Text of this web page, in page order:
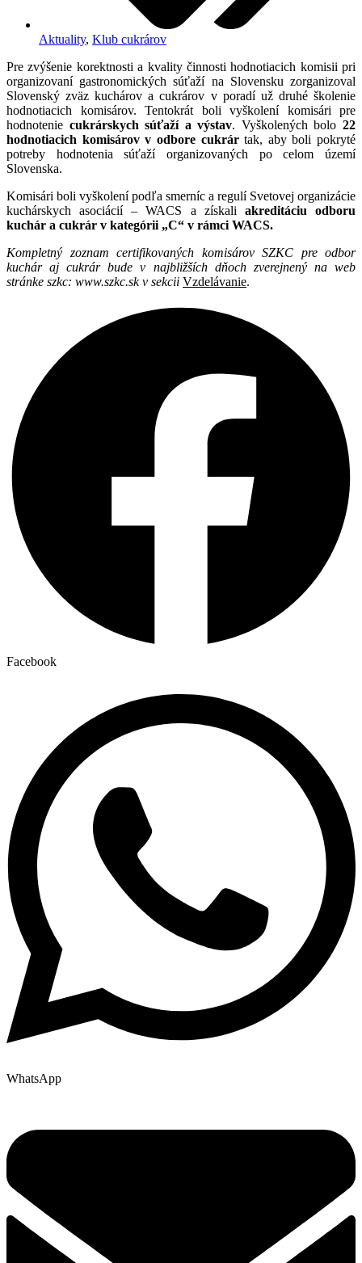
Aktuality, Klub cukrárov
Pre zvýšenie korektnosti a kvality činnosti hodnotiacich komisii pri
organizovaní gastronomických súťaží na Slovensku zorganizoval
Slovenský zväz kuchárov a cukrárov v poradí už druhé školenie
hodnotiacich komisárov. Tentokrát boli vyškolení komisári pre
hodnotenie cukrárskych súťaží a výstav. Vyškolených bolo22
hodnotiacich komisárov v odbore cukrártak, aby boli pokryté
potreby hodnotenia súťaží organizovaných po celom území
Slovenska.
Komisári boli vyškolení podľa smerníc a regulí Svetovej organizácie
kuchárskych asociácií – WACS a získali akreditáciu odboru
kuchár a cukrár v kategórii „C“ v rámci WACS.
Kompletný zoznam certifikovaných komisárov SZKC pre odbor
kuchár aj cukrár bude v najbližších dňoch zverejnený na web
stránke szkc: www.szkc.sk v sekcii Vzdelávanie.
Facebook
WhatsApp